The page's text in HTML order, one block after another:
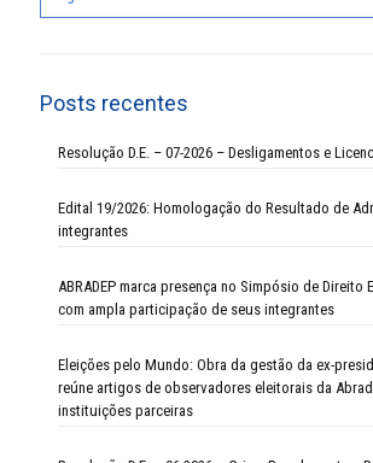
Posts recentes
Resolução D.E. – 07-2026 – Desligamentos e
Edital 19/2026: Homologação do Resultado de
integrantes
ABRADEP marca presença no Simpósio de Direito
com ampla participação de seus integrantes
Eleições pelo Mundo: Obra da gestão da ex-
reúne artigos de observadores eleitorais da
instituições parceiras